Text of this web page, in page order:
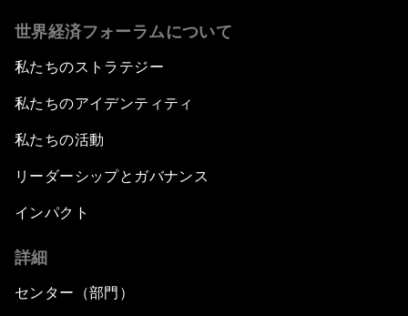
世界経済フォーラムについて
私たちのストラテジー
私たちのアイデンティティ
私たちの活動
リーダーシップとガバナンス
インパクト
詳細
センター（部門）